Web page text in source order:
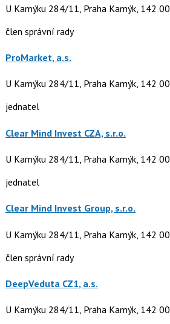
U Kamýku 284/11, Praha Kamýk, 142 00
člen správní rady
ProMarket, a.s.
U Kamýku 284/11, Praha Kamýk, 142 00
jednatel
Clear Mind Invest CZA, s.r.o.
U Kamýku 284/11, Praha Kamýk, 142 00
jednatel
Clear Mind Invest Group, s.r.o.
U Kamýku 284/11, Praha Kamýk, 142 00
člen správní rady
DeepVeduta CZ1, a.s.
U Kamýku 284/11, Praha Kamýk, 142 00